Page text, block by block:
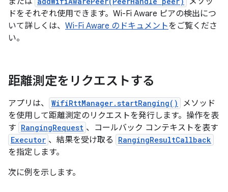
ドをそれぞれ使用できます。Wi-Fi Aware ピアの検出につ
いて詳しくは、 Wi-Fi Aware のドキュメントをご覧くださ
い。
距離測定をリクエストする
アプリは、 WifiRttManager.startRanging()
メソッド
を使用して距離測定のリクエストを発行します。操作を表
す RangingRequest 、コールバック コンテキストを表す
Executor 、結果を受け取る RangingResultCallback
を指定します。
次に例を示します。